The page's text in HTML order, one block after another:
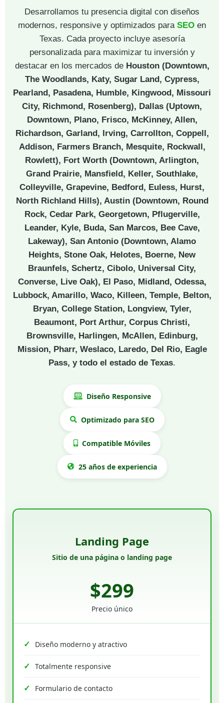
Desarrollamos tu presencia digital con diseños
modernos, responsive y optimizados para SEO en
Texas. Cada proyecto incluye asesoría
personalizada para maximizar tu inversión y
destacar en los mercados de Houston (Downtown,
The Woodlands, Katy, Sugar Land, Cypress,
Pearland, Pasadena, Humble, Kingwood, Missouri
City, Richmond, Rosenberg), Dallas (Uptown,
Downtown, Plano, Frisco, McKinney, Allen,
Richardson, Garland, Irving, Carrollton, Coppell,
Addison, Farmers Branch, Mesquite, Rockwall,
Rowlett), Fort Worth (Downtown, Arlington,
Grand Prairie, Mansfield, Keller, Southlake,
Colleyville, Grapevine, Bedford, Euless, Hurst,
North Richland Hills), Austin (Downtown, Round
Rock, Cedar Park, Georgetown, Pflugerville,
Leander, Kyle, Buda, San Marcos, Bee Cave,
Lakeway), San Antonio (Downtown, Alamo
Heights, Stone Oak, Helotes, Boerne, New
Braunfels, Schertz, Cibolo, Universal City,
Converse, Live Oak), El Paso, Midland, Odessa,
Lubbock, Amarillo, Waco, Killeen, Temple, Belton,
Bryan, College Station, Longview, Tyler,
Beaumont, Port Arthur, Corpus Christi,
Brownsville, Harlingen, McAllen, Edinburg,
Mission, Pharr, Weslaco, Laredo, Del Rio, Eagle
Pass, y todo el estado de Texas.
Diseño Responsive
Optimizado para SEO
Compatible Móviles
25 años de experiencia
Landing Page
Sitio de una página o landing page
$299
Precio único
Diseño moderno y atractivo
Totalmente responsive
Formulario de contacto